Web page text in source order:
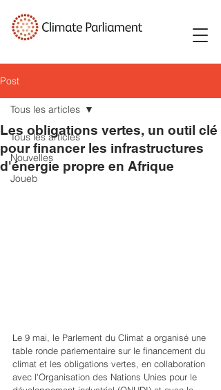
Post
Tous les articles
Nouvelles
Joueb
Tous les articles
Les obligations vertes, un outil clé
pour financer les infrastructures
d'énergie propre en Afrique
Le 9 mai, le Parlement du Climat a organisé une
table ronde parlementaire sur le financement du
climat et les obligations vertes, en collaboration
avec l'Organisation des Nations Unies pour le